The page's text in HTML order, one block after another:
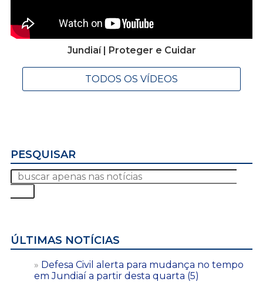
Jundiaí | Proteger e Cuidar
TODOS OS VÍDEOS
PESQUISAR
ÚLTIMAS NOTÍCIAS
Defesa Civil alerta para mudança no tempo
em Jundiaí a partir desta quarta (5)